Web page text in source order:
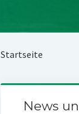
Startseite
News